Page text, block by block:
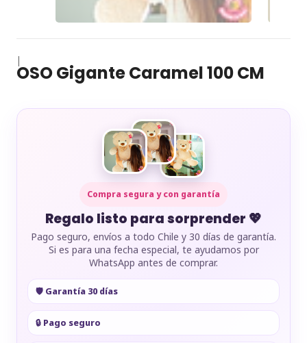
|
OSO Gigante Caramel 100 CM
Compra segura y con garantía
Regalo listo para sorprender 💖
Pago seguro, envíos a todo Chile y 30 días de garantía.
Si es para una fecha especial, te ayudamos por
WhatsApp antes de comprar.
🛡️ Garantía 30 días
🔒 Pago seguro